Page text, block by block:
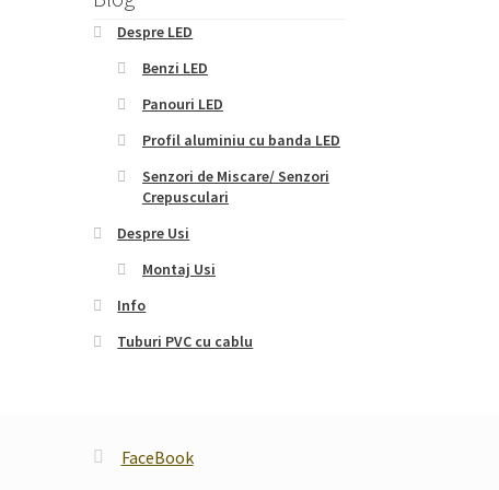
Despre LED
Benzi LED
Panouri LED
Profil aluminiu cu banda LED
Senzori de Miscare/ Senzori
Crepusculari
Despre Usi
Montaj Usi
Info
Tuburi PVC cu cablu
FaceBook